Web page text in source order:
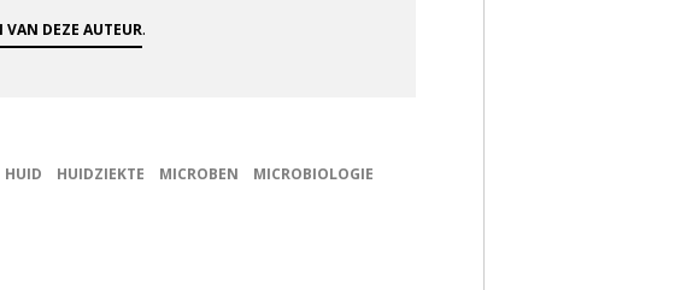
VAN DEZE AUTEUR.
HUID HUIDZIEKTE MICROBEN MICROBIOLOGIE